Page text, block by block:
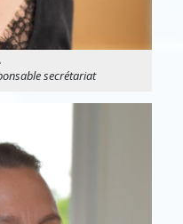
secrétariat